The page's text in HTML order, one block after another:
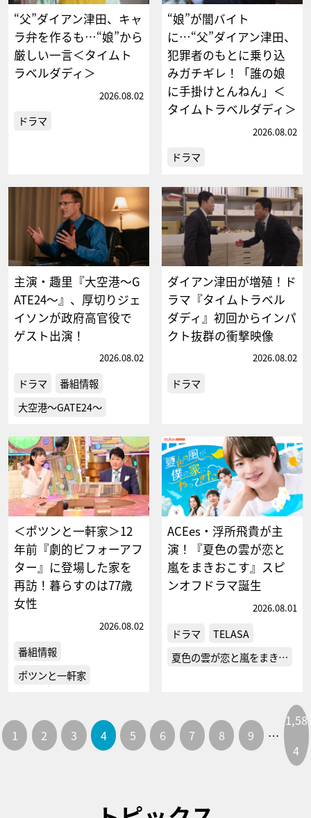
“父”ダイアン津田、キャ
ラ弁を作るも…“娘”から
厳しい一言＜タイムト
ラベルダディ＞
2026.08.02
ドラマ
“娘”が闇バイト
に…“父”ダイアン津田、
犯罪者のもとに乗り込
みガチギレ！「誰の娘
に手掛けとんねん」＜
タイムトラベルダディ＞
2026.08.02
ドラマ
主演・趣里『大空港～G
ATE24～』、厚切りジェ
イソンが政府高官役で
ゲスト出演！
2026.08.02
ドラマ
番組情報
大空港～GATE24～
ダイアン津田が増殖！ド
ラマ『タイムトラベル
ダディ』初回からインパ
クト抜群の衝撃映像
2026.08.02
ドラマ
＜ポツンと一軒家＞12
年前『劇的ビフォーアフ
ター』に登場した家を
再訪！暮らすのは77歳
女性
2026.08.02
番組情報
ポツンと一軒家
ACEes・浮所飛貴が主
演！『夏色の雲が恋と
嵐をまきおこす』スピ
ンオフドラマ誕生
2026.08.01
ドラマ
TELASA
夏色の雲が恋と嵐をまき…
1 2 3 4 5 6 7 8 9 …
1,58
4